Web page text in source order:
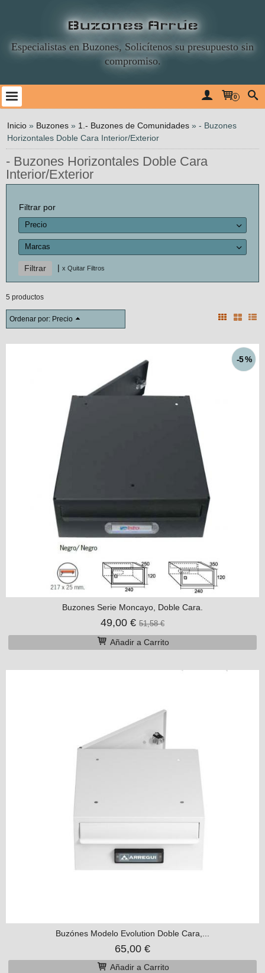
Buzones Arrúe
Especialistas en Buzones, Solicítenos su presupuesto sin
compromiso.
0
Inicio » Buzones » 1.- Buzones de Comunidades » - Buzones
Horizontales Doble Cara Interior/Exterior
- Buzones Horizontales Doble Cara
Interior/Exterior
Filtrar por
Precio
Marcas
| x Quitar Filtros
5 productos
Ordenar por: Precio
-5 %
Buzones Serie Moncayo, Doble Cara.
49,00 € 51,58 €
Añadir a Carrito
Buzónes Modelo Evolution Doble Cara,...
65,00 €
Añadir a Carrito